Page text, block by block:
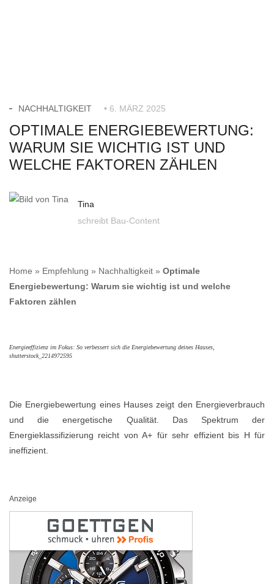
NACHHALTIGKEIT • 6. MÄRZ 2025
OPTIMALE ENERGIEBEWERTUNG:
WARUM SIE WICHTIG IST UND
WELCHE FAKTOREN ZÄHLEN
Tina
schreibt Bau-Content
Home » Empfehlung » Nachhaltigkeit » Optimale
Energiebewertung: Warum sie wichtig ist und welche
Faktoren zählen
Energieeffizienz im Fokus: So verbessert sich die Energiebewertung deines Hauses,
shutterstock_2214972595
Die Energiebewertung eines Hauses zeigt den Energieverbrauch
und die energetische Qualität. Das Spektrum der
Energieklassifizierung reicht von A+ für sehr effizient bis H für
ineffizient.
Anzeige